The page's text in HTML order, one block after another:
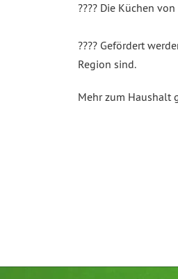
???? Die Küchen
???? Gefördert
Region sind.
Mehr zum Haushalt